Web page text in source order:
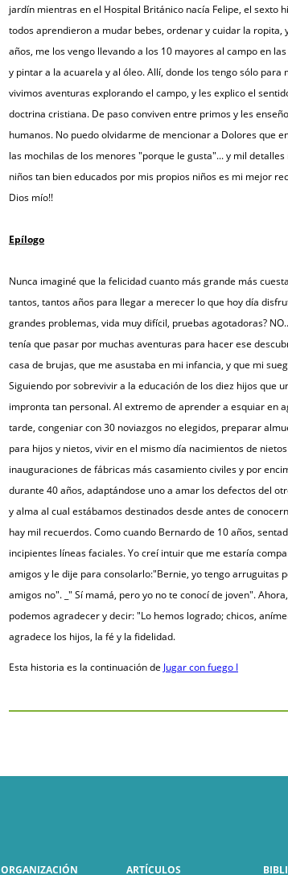
jardín mientras en el Hospital Británico nacía Felipe, el sexto
todos aprendieron a mudar bebes, ordenar y cuidar la ropita,
años, me los vengo llevando a los 10 mayores al campo en
y pintar a la acuarela y al óleo. Allí, donde los tengo sólo para
vivimos aventuras explorando el campo, y les explico el
doctrina cristiana. De paso conviven entre primos y les
humanos. No puedo olvidarme de mencionar a Dolores que
las mochilas de los menores "porque le gusta"... y mil
niños tan bien educados por mis propios niños es mi mejor
Dios mío!!
Epílogo
Nunca imaginé que la felicidad cuanto más grande más
tantos, tantos años para llegar a merecer lo que hoy día
grandes problemas, vida muy difícil, pruebas agotadoras?
tenía que pasar por muchas aventuras para hacer ese
casa de brujas, que me asustaba en mi infancia, y que mi
Siguiendo por sobrevivir a la educación de los diez hijos que
impronta tan personal. Al extremo de aprender a esquiar en
tarde, congeniar con 30 noviazgos no elegidos, preparar
para hijos y nietos, vivir en el mismo día nacimientos de
inauguraciones de fábricas más casamiento civiles y por
durante 40 años, adaptándose uno a amar los defectos del
y alma al cual estábamos destinados desde antes de
hay mil recuerdos. Como cuando Bernardo de 10 años,
incipientes líneas faciales. Yo creí intuir que me estaría
amigos y le dije para consolarlo:"Bernie, yo tengo arruguitas
amigos no". _" Sí mamá, pero yo no te conocí de joven".
podemos agradecer y decir: "Lo hemos logrado; chicos,
agradece los hijos, la fé y la fidelidad.
Esta historia es la continuación de Jugar con fuego I
ORGANIZACIÓN ARTÍCULOS